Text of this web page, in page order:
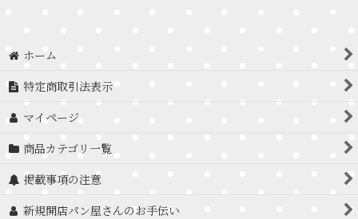
ホーム
特定商取引法表示
マイページ
商品カテゴリ一覧
掲載事項の注意
新規開店パン屋さんのお手伝い